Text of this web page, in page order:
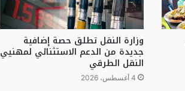
وزارة النقل تطلق حصة إضافية
جديدة من الدعم الاستثنائي لمهنيي
النقل الطرقي
4 أغسطس، 2026